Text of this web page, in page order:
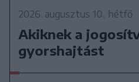
2026. augusztus 10., hétfő
Akiknek a
gyorshajtást